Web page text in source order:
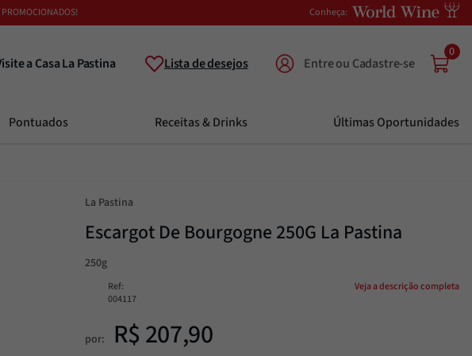
Conheça:
PROMOCIONADOS!
a Casa La Pastina Lista de desejos
0
Pontuados Receitas & Drinks Últimas Oportunidades
La Pastina
Escargot De Bourgogne 250G La Pastina
250g
Ref:
004117
Veja a descrição completa
por: R$207,90